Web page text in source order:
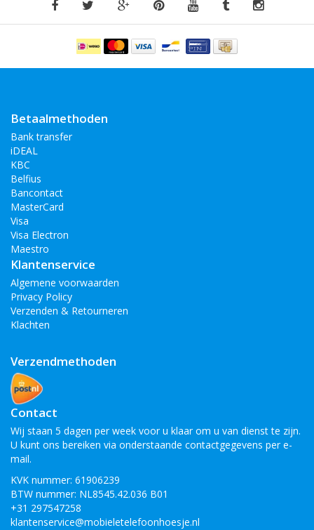
Betaalmethoden
Bank transfer
iDEAL
KBC
Belfius
Bancontact
MasterCard
Visa
Visa Electron
Maestro
Klantenservice
Algemene voorwaarden
Privacy Policy
Verzenden & Retourneren
Klachten
Verzendmethoden
Contact
Wij staan 5 dagen per week voor u klaar om u van dienst te zijn.
U kunt ons bereiken via onderstaande contactgegevens per e-
mail.
KVK nummer: 61906239
BTW nummer: NL8545.42.036 B01
+31 297547258
klantenservice@mobieletelefoonhoesje.nl